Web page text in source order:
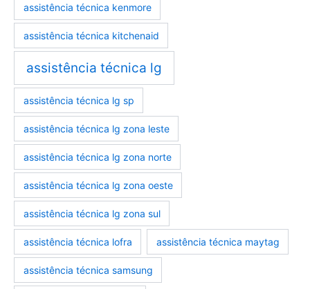
assistência técnica kenmore
assistência técnica kitchenaid
assistência técnica lg
assistência técnica lg sp
assistência técnica lg zona leste
assistência técnica lg zona norte
assistência técnica lg zona oeste
assistência técnica lg zona sul
assistência técnica lofra assistência técnica maytag
assistência técnica samsung